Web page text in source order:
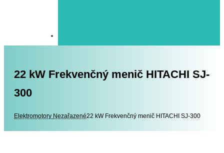
22 kW Frekvenčný menič HITACHI SJ-
300
Elektromotory Elektromotory
Nezařazené22 kW Frekvenčný menič HITACHI SJ-300